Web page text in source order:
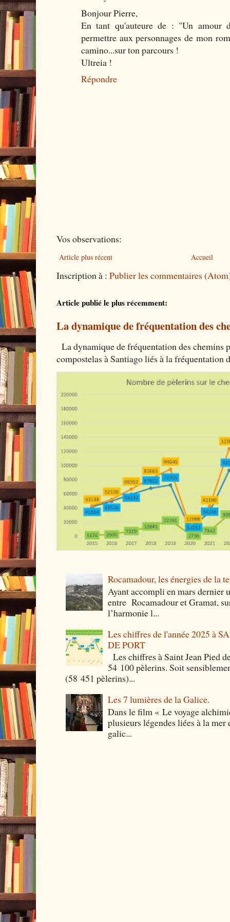
Bonjour Pierre,
En tant qu'auteure de : "Un amour
permettre aux personnages de mon
camino...sur ton parcours !
Ultreia !
Répondre
Vos observations:
Article plus récent Accueil
Inscription à : Publier les commentaires
Article publié le plus récemment:
La dynamique de fréquentation des
La dynamique de fréquentation des chemins
compostelas à Santiago liés à la fréquentation
Rocamadour, les énergies de la
Ayant accompli en mars dernier
entre Rocamadour et Gramat,
l’harmonie l...
Les chiffres de l'année 2025 à
DE PORT
Les chiffres à Saint Jean Pied
54 100 pèlerins. Soit
(58 451 pèlerins)...
Les 7 lumières de la Galice.
Dans le film « Le voyage
plusieurs légendes liées à la mer
galic...